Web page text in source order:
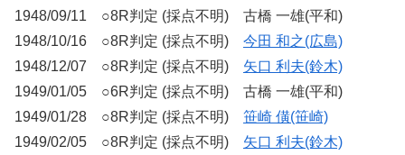
1948/09/11 ○8R判定 (採点不明) 古橋 一雄(平和)
1948/10/16 ○8R判定 (採点不明) 今田 和之(広島)
1948/12/07 ○8R判定 (採点不明) 矢口 利夫(鈴木)
1949/01/05 ○6R判定 (採点不明) 古橋 一雄(平和)
1949/01/28 ○8R判定 (採点不明) 笹崎 僙(笹崎)
1949/02/05 ○8R判定 (採点不明) 矢口 利夫(鈴木)